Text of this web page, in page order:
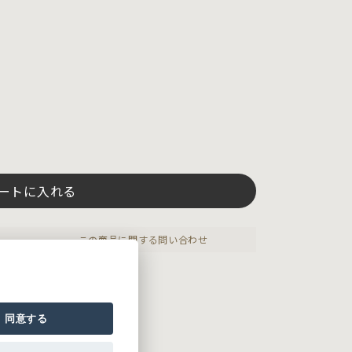
トに入れる
この商品に関する問い合わせ
ツシリーズ。
同意する